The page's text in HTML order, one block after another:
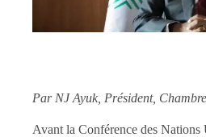
Par NJ Ayuk, Président,
Avant la Conférence des Nations